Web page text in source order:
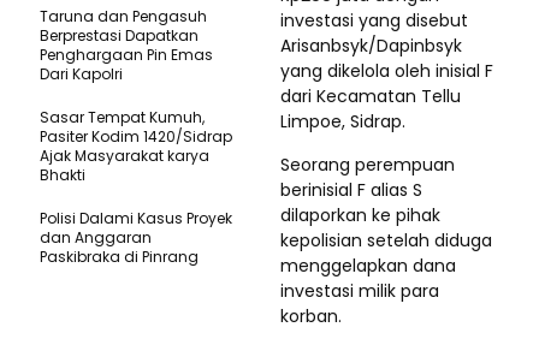
investasi yang disebut
Arisanbsyk/Dapinbsyk
yang dikelola oleh inisial F
dari Kecamatan Tellu
Limpoe, Sidrap.
Seorang perempuan
berinisial F alias S
dilaporkan ke pihak
kepolisian setelah diduga
menggelapkan dana
investasi milik para
korban.
Taruna dan Pengasuh
Berprestasi Dapatkan
Penghargaan Pin Emas
Dari Kapolri
Sasar Tempat Kumuh,
Pasiter Kodim 1420/Sidrap
Ajak Masyarakat karya
Bhakti
Polisi Dalami Kasus Proyek
dan Anggaran
Paskibraka di Pinrang